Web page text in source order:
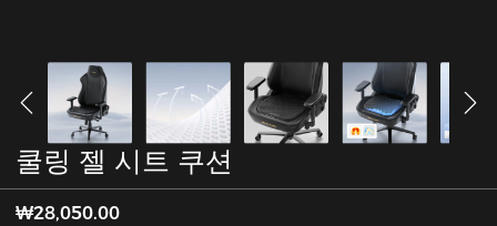
쿨링 젤 시트 쿠션
₩28,050.00